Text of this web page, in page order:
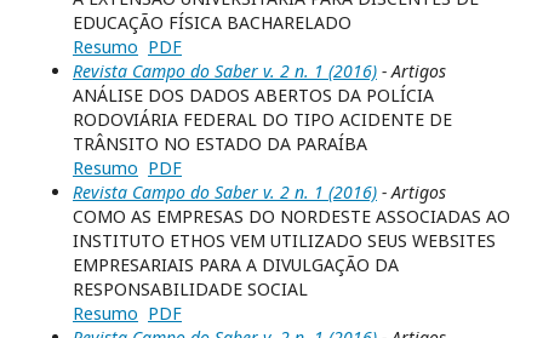
EDUCAÇÃO FÍSICA BACHARELADO
Resumo PDF
Revista Campo do Saber v. 2 n. 1 (2016) - Artigos
ANÁLISE DOS DADOS ABERTOS DA POLÍCIA
RODOVIÁRIA FEDERAL DO TIPO ACIDENTE DE
TRÂNSITO NO ESTADO DA PARAÍBA
Resumo PDF
Revista Campo do Saber v. 2 n. 1 (2016) - Artigos
COMO AS EMPRESAS DO NORDESTE ASSOCIADAS AO
INSTITUTO ETHOS VEM UTILIZADO SEUS WEBSITES
EMPRESARIAIS PARA A DIVULGAÇÃO DA
RESPONSABILIDADE SOCIAL
Resumo PDF